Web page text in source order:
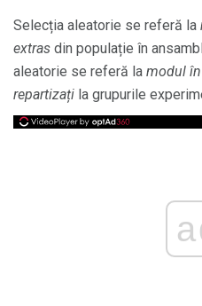
Selecția aleatorie se referă la
extras din populație în
aleatorie se referă la modul
repartizați la grupurile